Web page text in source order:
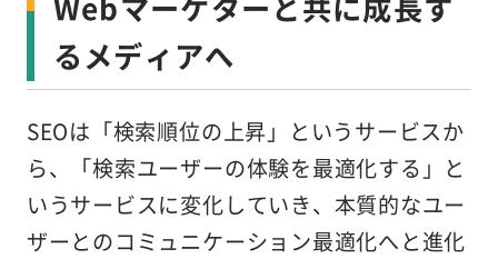
るメディアへ
SEOは「検索順位の上昇」というサービスか
ら、「検索ユーザーの体験を最適化する」と
いうサービスに変化していき、本質的なユー
ザーとのコミュニケーション最適化へと進化